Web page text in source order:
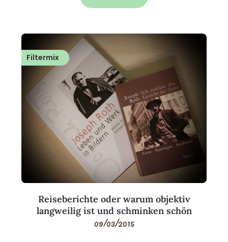
Filtermix
Reiseberichte oder warum objektiv
langweilig ist und schminken schön
09/03/2015